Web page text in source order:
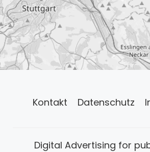
Kontakt Datenschutz
Digital Advertising for